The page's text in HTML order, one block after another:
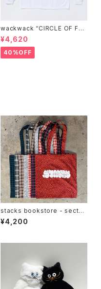
wackwack “CIRCLE OF FRI
ENDS” L/S TEE
¥4,620
40%OFF
stacks bookstore - sectun
o Multi Fabric Tote bag
¥4,200